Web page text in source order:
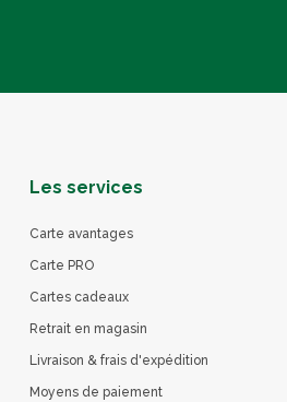
Les services
Carte avantages
Carte PRO
Cartes cadeaux
Retrait en magasin
Livraison & frais d'expédition
Moyens de paiement